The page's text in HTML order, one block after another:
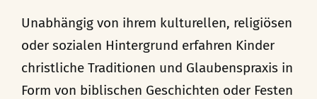
Unabhängig von ihrem kulturellen, religiösen
oder sozialen Hintergrund erfahren Kinder
christliche Traditionen und Glaubenspraxis in
Form von biblischen Geschichten oder Festen